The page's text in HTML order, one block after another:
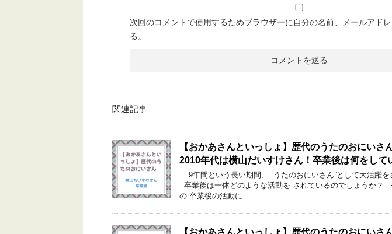
次回のコメントで使用するためブラウザーに自分の名前、メールアド
る。
関連記事
【おかあさんといっしょ】歴代のうたのおにいさ
2010年代は横山だいすけさん！卒業後は何をして
9年間という長い期間、 ”うたのおにいさん”として大活躍を
卒業後は一体どのような活動を されているのでしょうか？
の 卒業後の活動に …
【おかあさんといっしょ】歴代のうたのおにいさ